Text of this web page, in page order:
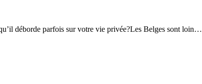
déborde parfois sur votre vie privée?Les Belges sont loin…